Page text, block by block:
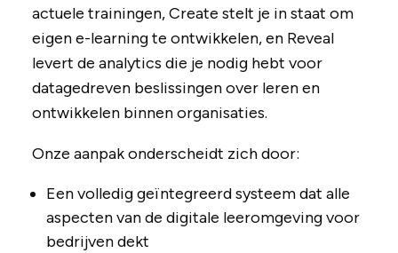
actuele trainingen, Create stelt je in staat om
eigen e-learning te ontwikkelen, en Reveal
levert de analytics die je nodig hebt voor
datagedreven beslissingen over leren en
ontwikkelen binnen organisaties.
Onze aanpak onderscheidt zich door:
Een volledig geïntegreerd systeem dat alle
aspecten van de digitale leeromgeving voor
bedrijven dekt